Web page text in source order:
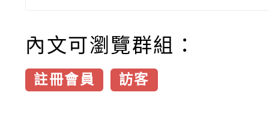
內文可瀏覽群組：
註冊會員 訪客